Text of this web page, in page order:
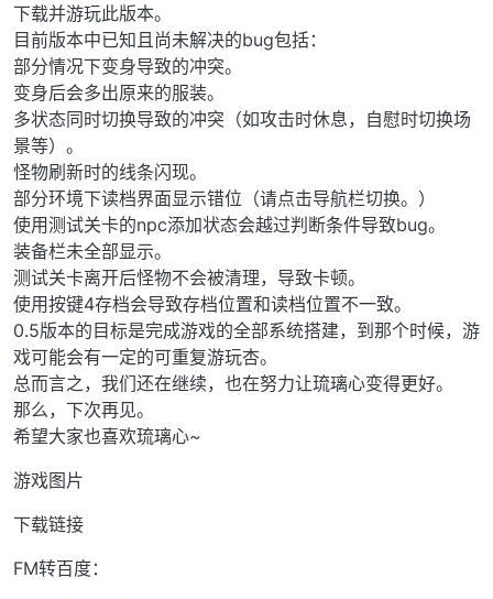
下载并游玩此版本。
目前版本中已知且尚未解决的bug包括：
部分情况下变身导致的冲突。
变身后会多出原来的服装。
多状态同时切换导致的冲突（如攻击时休息，自慰时切换场
景等）。
怪物刷新时的线条闪现。
部分环境下读档界面显示错位（请点击导航栏切换。）
使用测试关卡的npc添加状态会越过判断条件导致bug。
装备栏未全部显示。
测试关卡离开后怪物不会被清理，导致卡顿。
使用按键4存档会导致存档位置和读档位置不一致。
0.5版本的目标是完成游戏的全部系统搭建，到那个时候，游
戏可能会有一定的可重复游玩杏。
总而言之，我们还在继续，也在努力让琉璃心变得更好。
那么，下次再见。
希望大家也喜欢琉璃心~
游戏图片
下载链接
FM转百度：